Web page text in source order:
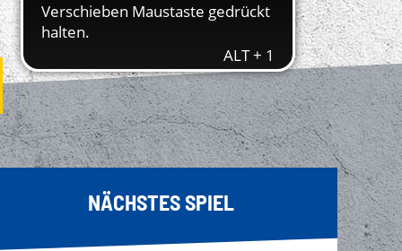
NÄCHSTES SPIEL